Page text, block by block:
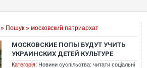
» Пошук » московский патриархат
МОСКОВСКИЕ ПОПЫ БУДУТ УЧИТЬ
УКРАИНСКИХ ДЕТЕЙ КУЛЬТУРЕ
Категорія: Новини суспільства: читати соціальні